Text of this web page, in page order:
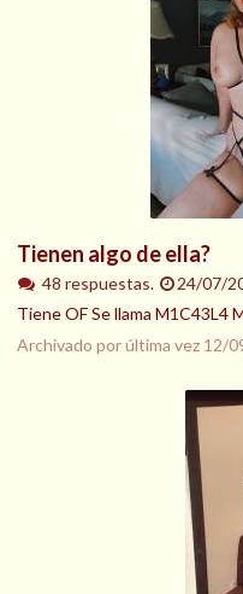
Tienen algo de ella?
48 respuestas.
24/07/
Tiene OF Se llama M1C43L4
Archivado por última vez 12/